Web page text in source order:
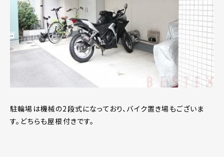
駐輪場は機械の2段式になっており、バイク置き場もございま
す。どちらも屋根付きです。